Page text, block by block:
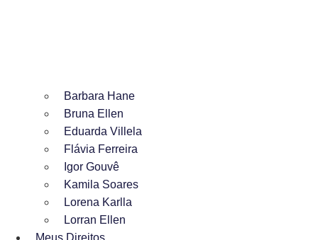
Barbara Hane
Bruna Ellen
Eduarda Villela
Flávia Ferreira
Igor Gouvê
Kamila Soares
Lorena Karlla
Lorran Ellen